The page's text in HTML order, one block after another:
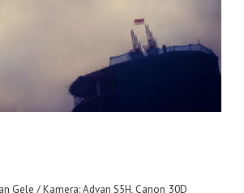
Gele / Kamera: Advan S5H, Canon 30D